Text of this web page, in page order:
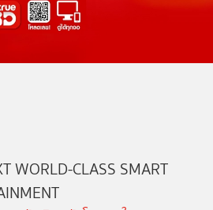
WORLD-CLASS SMART